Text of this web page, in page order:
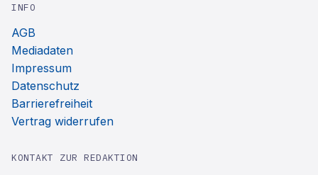
INFO
AGB
Mediadaten
Impressum
Datenschutz
Barrierefreiheit
Vertrag widerrufen
KONTAKT ZUR REDAKTION